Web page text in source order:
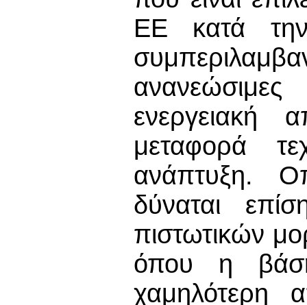
ΕΕ κατά
μεταφορά
ανάπτυξη.
δύναται
πιστωτικών
όπου η βάση
χαμηλότερη